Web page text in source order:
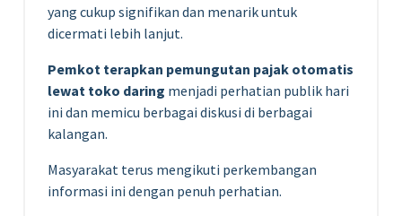
yang cukup signifikan dan menarik untuk
dicermati lebih lanjut.
Pemkot terapkan pemungutan pajak otomatis
lewat toko daring menjadi perhatian publik hari
ini dan memicu berbagai diskusi di berbagai
kalangan.
Masyarakat terus mengikuti perkembangan
informasi ini dengan penuh perhatian.